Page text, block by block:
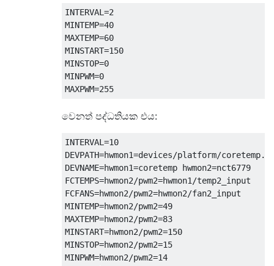
INTERVAL=2
MINTEMP=40
MAXTEMP=60
MINSTART=150
MINSTOP=0
MINPWM=0
වෙනත් පද්ධතියක එය:
INTERVAL=10
DEVPATH=hwmon1=devices/platform/
DEVNAME=hwmon1=coretemp hwmon2=nct6779
FCTEMPS=hwmon2/pwm2=hwmon1/temp2_input
FCFANS=hwmon2/pwm2=hwmon2/fan2_input
MINTEMP=hwmon2/pwm2=49
MAXTEMP=hwmon2/pwm2=83
MINSTART=hwmon2/pwm2=150
MINSTOP=hwmon2/pwm2=15
MINPWM=hwmon2/pwm2=14